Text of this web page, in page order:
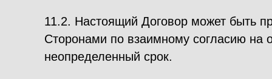
11.2. Настоящий Договор может быть
Сторонами по взаимному согласию на
неопределенный срок.